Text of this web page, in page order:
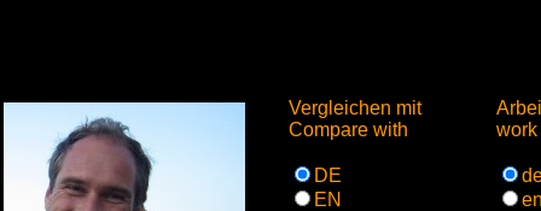
Vergleichen mit
Compare with
DE
EN
work